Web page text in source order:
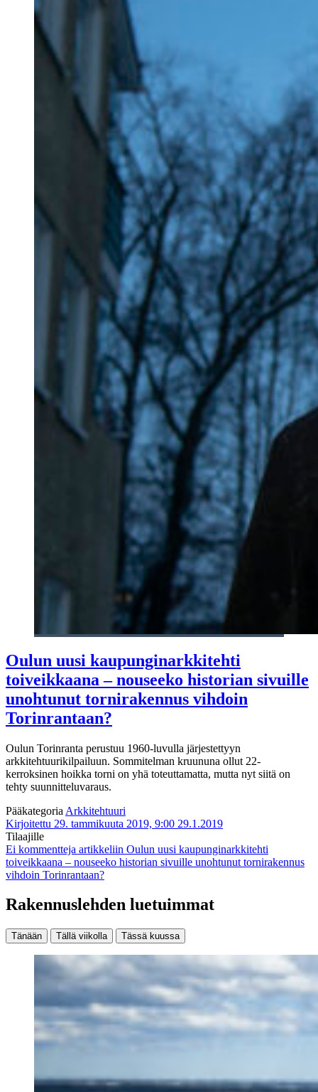
Oulun uusi kaupunginarkkitehti
toiveikkaana – nouseeko historian sivuille
unohtunut tornirakennus vihdoin
Torinrantaan?
Oulun Torinranta perustuu 1960-luvulla järjestettyyn
arkkitehtuurikilpailuun. Sommitelman kruununa ollut 22-
kerroksinen hoikka torni on yhä toteuttamatta, mutta nyt siitä on
tehty suunnitteluvaraus.
Pääkategoria Arkkitehtuuri
Kirjoitettu 29. tammikuuta 2019, 9:00 29.1.2019
Tilaajille
Ei kommentteja artikkeliin Oulun uusi kaupunginarkkitehti
toiveikkaana – nouseeko historian sivuille unohtunut tornirakennus
vihdoin Torinrantaan?
Rakennuslehden luetuimmat
Tänään Tällä viikolla Tässä kuussa